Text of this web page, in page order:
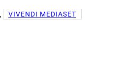
, VIVENDI MEDIASET